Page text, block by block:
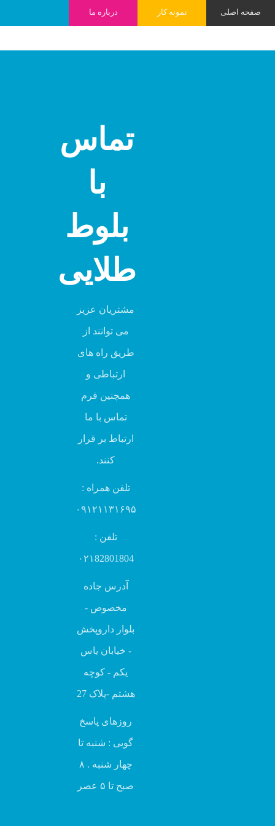
صفحه اصلی نمونه کار درباره ما
تماس
با
بلوط
طلایی
مشتریان عزیز
می توانند از
طریق راه های
ارتباطی و
همچنین فرم
تماس با ما
ارتباط بر قرار
کنند.
تلفن همراه :
۰۹۱۲۱۱۳۱۶۹۵
تلفن :
۰۲۱82801804
آدرس جاده
مخصوص -
بلوار داروپخش
- خیابان یاس
یکم - کوچه
هشتم -پلاک 27
روزهای پاسخ
گویی : شنبه تا
چهار شنبه . ۸
صبح تا ۵ عصر